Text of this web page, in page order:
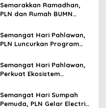
Semarakkan Ramadhan,
PLN dan Rumah BUMN
Kampoeng Ramadhan
Libatkan UMKM Lokal
Semangat Hari Pahlawan,
PLN Luncurkan Program
50% Tambah Daya
Semangat Hari Pahlawan,
Perkuat Ekosistem
Resmikan 2 SPKLU Center
Pertama di Jakarta
Semangat Hari Sumpah
Pemuda, PLN Gelar Electric